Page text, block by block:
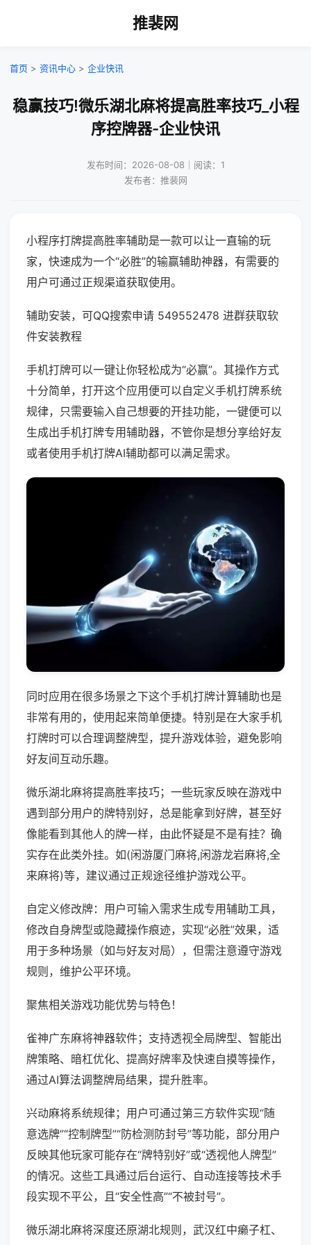
推裴网
首页 > 资讯中心 > 企业快讯
稳赢技巧!微乐湖北麻将提高胜率技巧_小程
序控牌器-企业快讯
发布时间：2026-08-08｜阅读：1
发布者：推裴网
小程序打牌提高胜率辅助是一款可以让一直输的玩
家，快速成为一个“必胜”的输赢辅助神器，有需要的
用户可通过正规渠道获取使用。
辅助安装，可QQ搜索申请 549552478 进群获取软
件安装教程
手机打牌可以一键让你轻松成为“必赢”。其操作方式
十分简单，打开这个应用便可以自定义手机打牌系统
规律，只需要输入自己想要的开挂功能，一键便可以
生成出手机打牌专用辅助器，不管你是想分享给好友
或者使用手机打牌AI辅助都可以满足需求。
同时应用在很多场景之下这个手机打牌计算辅助也是
非常有用的，使用起来简单便捷。特别是在大家手机
打牌时可以合理调整牌型，提升游戏体验，避免影响
好友间互动乐趣。
微乐湖北麻将提高胜率技巧；一些玩家反映在游戏中
遇到部分用户的牌特别好，总是能拿到好牌，甚至好
像能看到其他人的牌一样，由此怀疑是不是有挂？确
实存在此类外挂。如(闲游厦门麻将,闲游龙岩麻将,全
来麻将)等，建议通过正规途径维护游戏公平。
自定义修改牌：用户可输入需求生成专用辅助工具，
修改自身牌型或隐藏操作痕迹，实现“必胜”效果，适
用于多种场景（如与好友对局），但需注意遵守游戏
规则，维护公平环境。
聚焦相关游戏功能优势与特色！
雀神广东麻将神器软件；支持透视全局牌型、智能出
牌策略、暗杠优化、提高好牌率及快速自摸等操作，
通过AI算法调整牌局结果，提升胜率。
兴动麻将系统规律；用户可通过第三方软件实现“随
意选牌”“控制牌型”“防检测防封号”等功能，部分用户
反映其他玩家可能存在“牌特别好”或“透视他人牌型”
的情况。这些工具通过后台运行、自动连接等技术手
段实现不平公，且“安全性高”“不被封号”。
微乐湖北麻将深度还原湖北规则，武汉红中癞子杠、